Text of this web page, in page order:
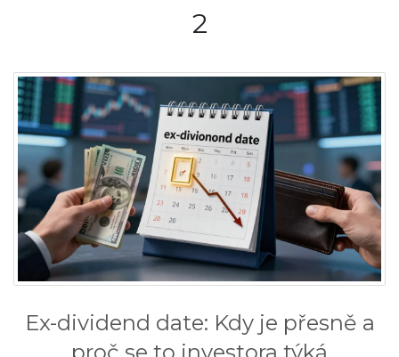
2
Ex-dividend date: Kdy je přesně a
proč se to investora týká